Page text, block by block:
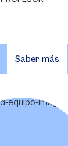
Saber más